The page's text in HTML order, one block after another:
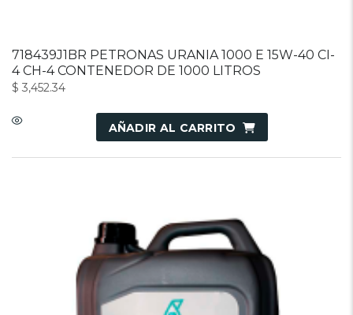
718439J1BR PETRONAS URANIA 1000 E 15W-40 CI-
4 CH-4 CONTENEDOR DE 1000 LITROS
$ 3,452.34
AÑADIR AL CARRITO